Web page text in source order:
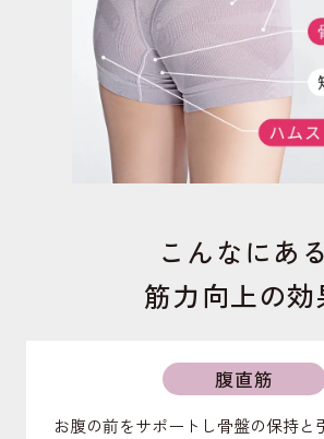
こんなにある
筋力向上の効
腹直筋
お腹の前をサポートし骨盤の保持と